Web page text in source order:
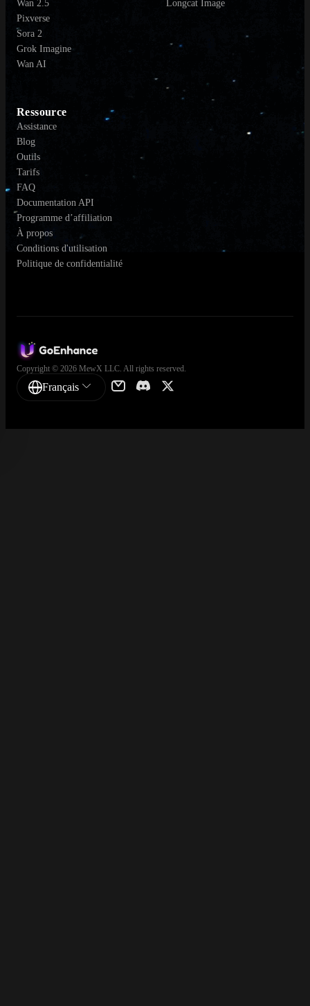
Wan 2.5
Pixverse
Sora 2
Grok Imagine
Wan AI
Longcat Image
Ressource
Assistance
Blog
Outils
Tarifs
FAQ
Documentation API
Programme d’affiliation
À propos
Conditions d'utilisation
Politique de confidentialité
Copyright © 2026 MewX LLC. All rights reserved.
Français